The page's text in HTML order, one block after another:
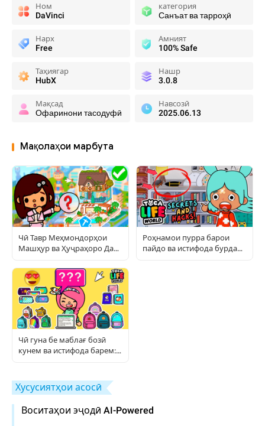
Ном
DaVinci
категория
Санъат ва тарроҳӣ
Нарх
Free
Амният
100% Safe
Таҳиягар
HubX
Нашр
3.0.8
Мақсад
Офаринони тасодуфӣ
Навсозӣ
2025.06.13
Мақолаҳои марбута
Чӣ Тавр Меҳмондорҳои
Машҳур ва Ҳуҷраҳоро Дар
Намудан
Роҳнамои пурра барои
пайдо ва истифода бурдани
Чӣ гуна бе маблағ бозӣ
кунем ва истифода барем:
Хусусиятҳои асосӣ
Воситаҳои эҷодӣ AI-Powered